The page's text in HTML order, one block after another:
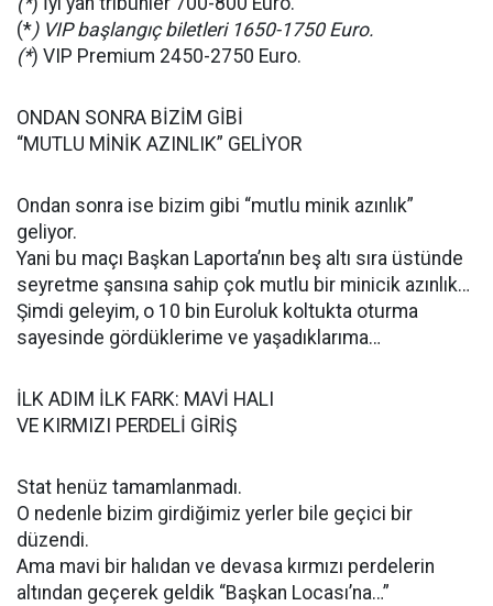
(*) VIP başlangıç biletleri 1650-1750 Euro.
(*) VIP Premium 2450-2750 Euro.
ONDAN SONRA BİZİM GİBİ
“MUTLU MİNİK AZINLIK” GELİYOR
Ondan sonra ise bizim gibi “mutlu minik azınlık”
geliyor.
Yani bu maçı Başkan Laporta’nın beş altı sıra üstünde
seyretme şansına sahip çok mutlu bir minicik azınlık…
Şimdi geleyim, o 10 bin Euroluk koltukta oturma
sayesinde gördüklerime ve yaşadıklarıma…
İLK ADIM İLK FARK: MAVİ HALI
VE KIRMIZI PERDELİ GİRİŞ
Stat henüz tamamlanmadı.
O nedenle bizim girdiğimiz yerler bile geçici bir
düzendi.
Ama mavi bir halıdan ve devasa kırmızı perdelerin
altından geçerek geldik “Başkan Locası’na…”